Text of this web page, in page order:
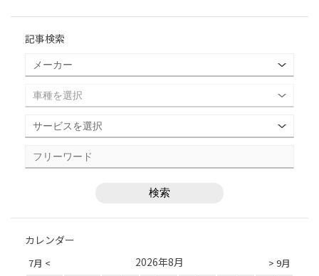
記事検索
カレンダー
7月 < > 9月
2026年8月